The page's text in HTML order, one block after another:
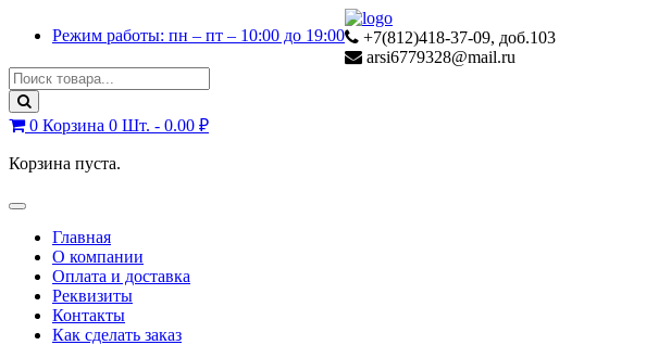
Режим работы: пн – пт – 10:00 до 19:00
+7(812)418-37-09, доб.103
arsi6779328@mail.ru
Search
for:
0 Корзина 0 Шт. - 0.00 ₽
Корзина пуста.
Toggle
navigationГлавная
О компании
Оплата и доставка
Реквизиты
Контакты
Как сделать заказ